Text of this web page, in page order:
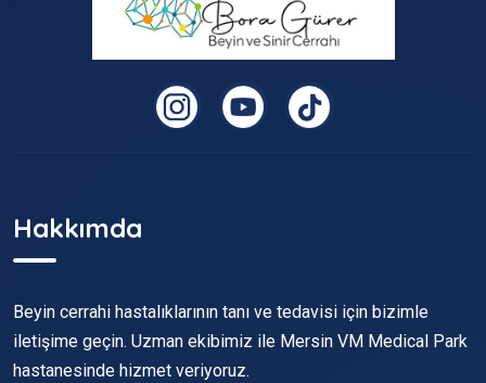
Hakkımda
Beyin cerrahi hastalıklarının tanı ve tedavisi için bizimle
iletişime geçin. Uzman ekibimiz ile Mersin VM Medical Park
hastanesinde hizmet veriyoruz.